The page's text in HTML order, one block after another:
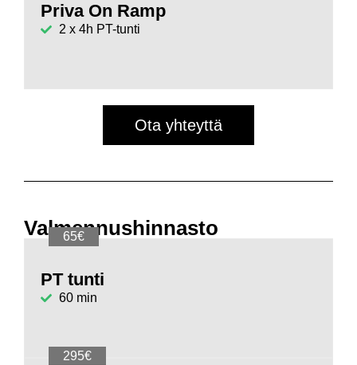
Priva On Ramp
2 x 4h PT-tunti
Ota yhteyttä
Valmennushinnasto
65€
PT tunti
60 min
295€